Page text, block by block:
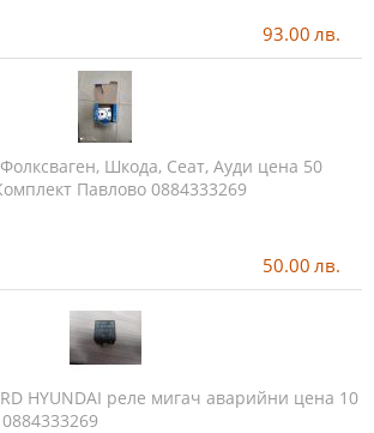
93.00 лв.
Шкода, Сеат, Ауди цена 50
Павлово 0884333269
50.00 лв.
HYUNDAI реле мигач аварийни цена 10